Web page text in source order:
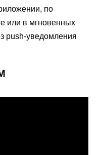
по
или в мгновенных
push-уведомления